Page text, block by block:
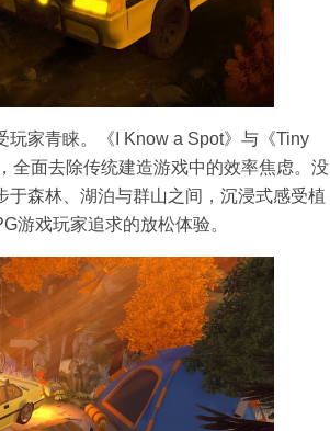
家青睐。《I Know a Spot》与《Tiny
全面去除传统建造游戏中的效率焦虑。没
森林、湖泊与群山之间，沉浸式感受植
游戏玩家追求的放松体验。